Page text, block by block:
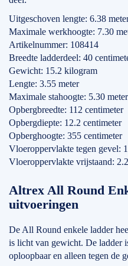
Uitgeschoven lengte: 6.38
Maximale werkhoogte: 7.30
Artikelnummer: 108414
Breedte ladderdeel: 40
Gewicht: 15.2 kilogram
Lengte: 3.55 meter
Maximale stahoogte: 5.30 meter
Opbergbreedte: 112 centimeter
Opbergdiepte: 12.2 centimeter
Opberghoogte: 355 centimeter
Vloeroppervlakte tegen gevel:
Vloeroppervlakte vrijstaand:
Altrex All Round
uitvoeringen
De All Round enkele ladder
is licht van gewicht. De ladder
oploopbaar en alleen tegen de